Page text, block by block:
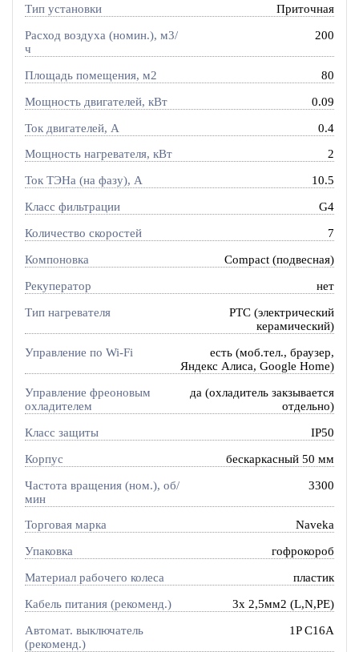
Тип установки Приточная
Расход воздуха (номин.), м3/
ч
200
Площадь помещения, м2 80
Мощность двигателей, кВт 0.09
Ток двигателей, А 0.4
Мощность нагревателя, кВт 2
Ток ТЭНа (на фазу), А 10.5
Класс фильтрации G4
Количество скоростей 7
Компоновка Compact (подвесная)
Рекуператор нет
Тип нагревателя
PTC (электрический
керамический)
Управление по Wi-Fi
есть (моб.тел., браузер,
Яндекс Алиса, Google Home)
Управление фреоновым
охладителем
да (охладитель закзывается
отдельно)
Класс защиты IP50
Корпус бескаркасный 50 мм
Частота вращения (ном.), об/
мин
3300
Торговая марка Naveka
Упаковка гофрокороб
Материал рабочего колеса пластик
Кабель питания (рекоменд.) 3х 2,5мм2 (L,N,PE)
Автомат. выключатель
(рекоменд.)
1P C16A